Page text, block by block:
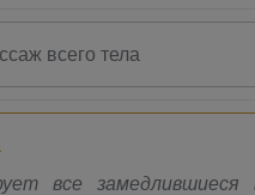
всего тела
все замедлившиеся